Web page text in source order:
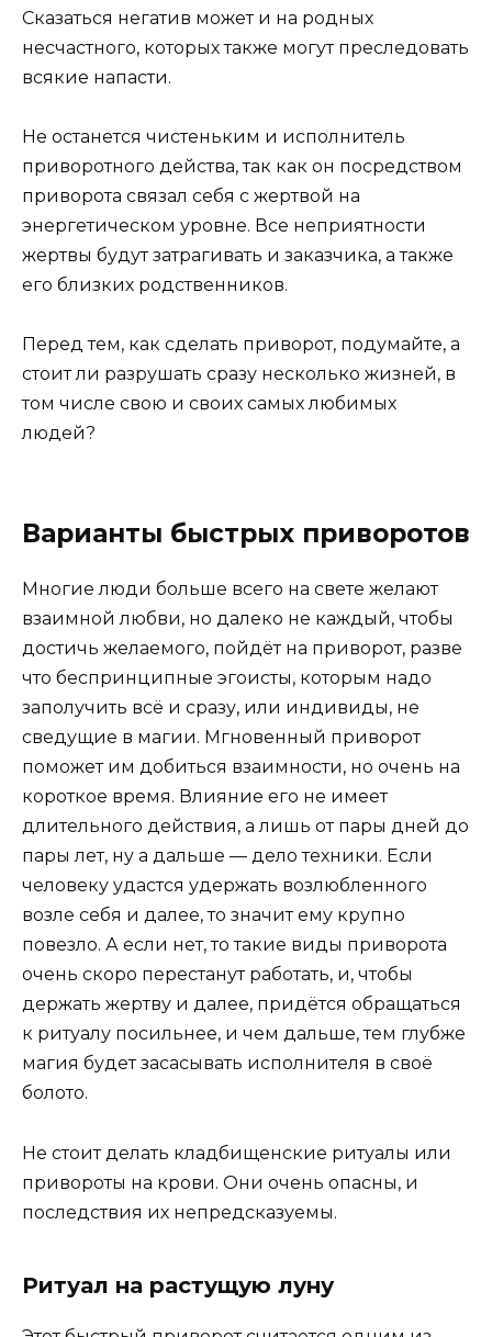
Сказаться негатив может и на родных
несчастного, которых также могут преследовать
всякие напасти.
Не останется чистеньким и исполнитель
приворотного действа, так как он посредством
приворота связал себя с жертвой на
энергетическом уровне. Все неприятности
жертвы будут затрагивать и заказчика, а также
его близких родственников.
Перед тем, как сделать приворот, подумайте, а
стоит ли разрушать сразу несколько жизней, в
том числе свою и своих самых любимых
людей?
Варианты быстрых приворотов
Многие люди больше всего на свете желают
взаимной любви, но далеко не каждый, чтобы
достичь желаемого, пойдёт на приворот, разве
что беспринципные эгоисты, которым надо
заполучить всё и сразу, или индивиды, не
сведущие в магии. Мгновенный приворот
поможет им добиться взаимности, но очень на
короткое время. Влияние его не имеет
длительного действия, а лишь от пары дней до
пары лет, ну а дальше — дело техники. Если
человеку удастся удержать возлюбленного
возле себя и далее, то значит ему крупно
повезло. А если нет, то такие виды приворота
очень скоро перестанут работать, и, чтобы
держать жертву и далее, придётся обращаться
к ритуалу посильнее, и чем дальше, тем глубже
магия будет засасывать исполнителя в своё
болото.
Не стоит делать кладбищенские ритуалы или
привороты на крови. Они очень опасны, и
последствия их непредсказуемы.
Ритуал на растущую луну